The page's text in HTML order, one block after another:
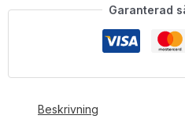
Garanterad
Beskrivning